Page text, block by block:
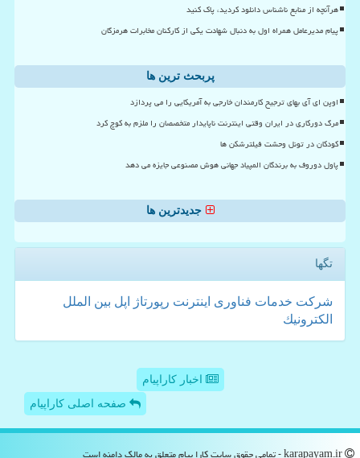
هرآنچه از منابع ناشناس دانلود کردید، پاک کنید
پیام مدیرعامل همراه اول به دنبال شهادت یکی از کارکنان مخابرات هرمزگان
پربحث ترین ها
اوپن ای آی بهای ترجیح کارمندان خارجی به آمریکایی را می پردازد
مرگ دورکاری در ایران وقتی اینترنت ناپایدار متخصصان را ملزم به کوچ کرد
کودکان در تونل وحشت فیلترشکن ها
پاول دوروف به برندگان المپیاد جهانی هوش مصنوعی جایزه می دهد
جدیدترین ها
تگها
شركت خدمات فناوری اینترنت رپورتاژ اپل بین الملل
الكترونیك
اخبار کاراپیام
صفحه اصلی کاراپیام